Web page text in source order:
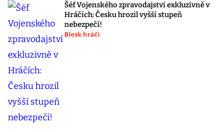
Šéf Vojenského zpravodajství exkluzivně v
Hráčích: Česku hrozil vyšší stupeň
nebezpečí!
Blesk hráči